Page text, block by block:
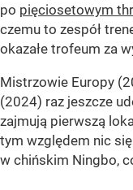
po pięciosetowym
czemu to zespół
okazałe trofeum za
Mistrzowie Europy
(2024) raz jeszcze
zajmują pierwszą
tym względem nic
w chińskim Ningbo,